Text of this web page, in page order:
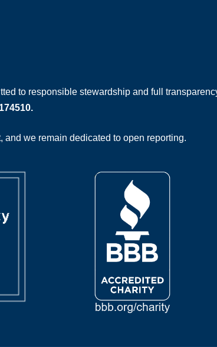
to responsible stewardship and full
we remain dedicated to open reporting.